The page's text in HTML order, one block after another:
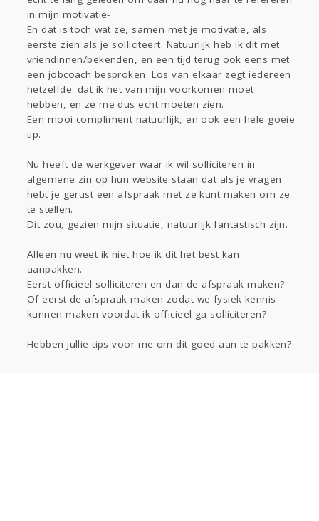
in mijn motivatie-
En dat is toch wat ze, samen met je motivatie, als
eerste zien als je solliciteert. Natuurlijk heb ik dit met
vriendinnen/bekenden, en een tijd terug ook eens met
een jobcoach besproken. Los van elkaar zegt iedereen
hetzelfde: dat ik het van mijn voorkomen moet
hebben, en ze me dus echt moeten zien.
Een mooi compliment natuurlijk, en ook een hele goeie
tip.
Nu heeft de werkgever waar ik wil solliciteren in
algemene zin op hun website staan dat als je vragen
hebt je gerust een afspraak met ze kunt maken om ze
te stellen.
Dit zou, gezien mijn situatie, natuurlijk fantastisch zijn.
Alleen nu weet ik niet hoe ik dit het best kan
aanpakken.
Eerst officieel solliciteren en dan de afspraak maken?
Of eerst de afspraak maken zodat we fysiek kennis
kunnen maken voordat ik officieel ga solliciteren?
Hebben jullie tips voor me om dit goed aan te pakken?